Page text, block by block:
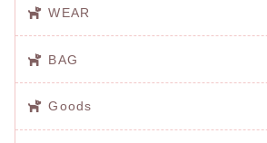
WEAR
BAG
Goods